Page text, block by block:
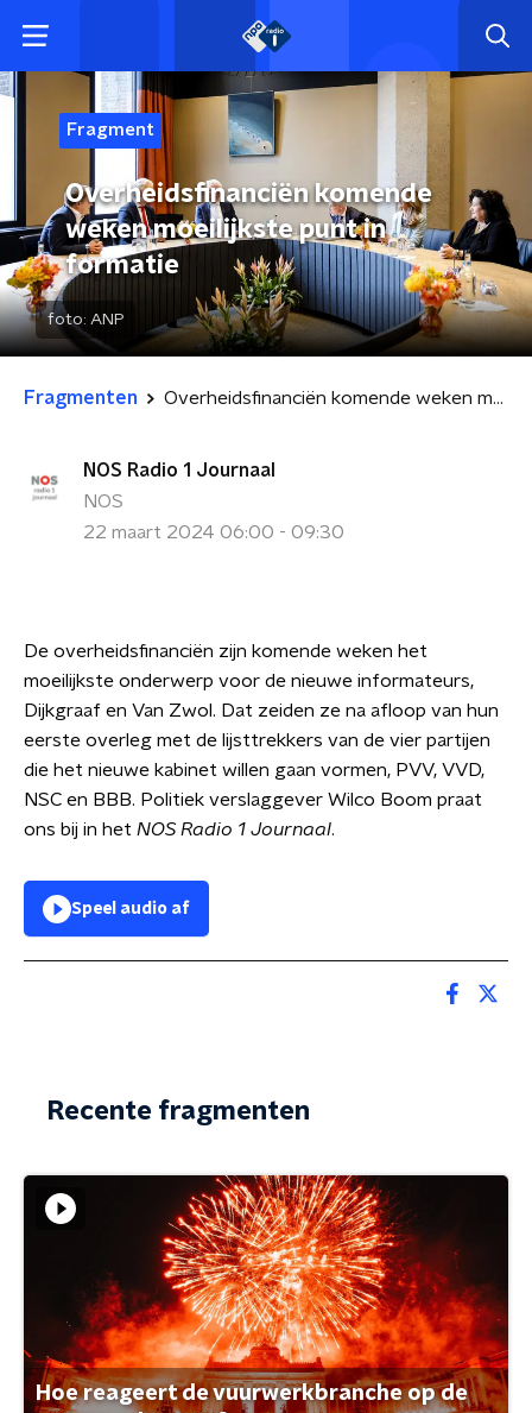
Fragment
Overheidsfinanciën komende
weken moeilijkste punt in
formatie
foto: ANP
Fragmenten Overheidsfinanciën komende weken moeilijkste punt in formatie
NOS Radio 1 Journaal
NOS
22 maart 2024 06:00 - 09:30
De overheidsfinanciën zijn komende weken het
moeilijkste onderwerp voor de nieuwe informateurs,
Dijkgraaf en Van Zwol. Dat zeiden ze na afloop van hun
eerste overleg met de lijsttrekkers van de vier partijen
die het nieuwe kabinet willen gaan vormen, PVV, VVD,
NSC en BBB. Politiek verslaggever Wilco Boom praat
ons bij in het NOS Radio 1 Journaal.
Speel audio af
Recente fragmenten
Hoe reageert de vuurwerkbranche op de